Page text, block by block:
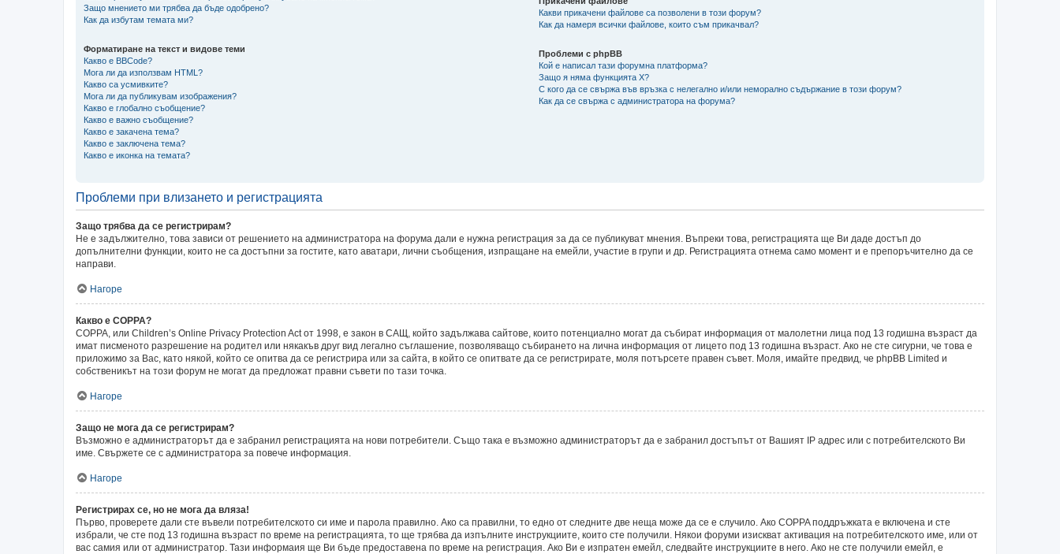
Защо мнението ми трябва да бъде одобрено?
Как да избутам темата ми?
Форматиране на текст и видове теми
Какво е BBCode?
Мога ли да използвам HTML?
Какво са усмивките?
Мога ли да публикувам изображения?
Какво е глобално съобщение?
Какво е важно съобщение?
Какво е закачена тема?
Какво е заключена тема?
Какво е иконка на темата?
Какви прикачени файлове са позволени в този форум?
Как да намеря всички файлове, които съм прикачвал?
Проблеми с phpBB
Кой е написал тази форумна платформа?
Защо я няма функцията X?
С кого да се свържа във връзка с нелегално и/или неморално съдържание в този форум?
Как да се свържа с администратора на форума?
Проблеми при влизането и регистрацията
Защо трябва да се регистрирам?
Не е задължително, това зависи от решението на администратора на форума дали е нужна регистрация за да се публикуват мнения. Въпреки това, регистрацията ще Ви даде достъп до
допълнителни функции, които не са достъпни за гостите, като аватари, лични съобщения, изпращане на емейли, участие в групи и др. Регистрацията отнема само момент и е препоръчително да се
направи.
Нагоре
Какво е COPPA?
COPPA, или Children’s Online Privacy Protection Act от 1998, е закон в САЩ, който задължава сайтове, които потенциално могат да събират информация от малолетни лица под 13 годишна възраст да
имат писменото разрешение на родител или някакъв друг вид легално съглашение, позволяващо събирането на лична информация от лицето под 13 годишна възраст. Ако не сте сигурни, че това е
приложимо за Вас, като някой, който се опитва да се регистрира или за сайта, в който се опитвате да се регистрирате, моля потърсете правен съвет. Моля, имайте предвид, че phpBB Limited и
собственикът на този форум не могат да предложат правни съвети по тази точка.
Нагоре
Защо не мога да се регистрирам?
Възможно е администраторът да е забранил регистрацията на нови потребители. Също така е възможно администраторът да е забранил достъпът от Вашият IP адрес или с потребителското Ви
име. Свържете се с администратора за повече информация.
Нагоре
Регистрирах се, но не мога да вляза!
Първо, проверете дали сте въвели потребителското си име и парола правилно. Ако са правилни, то едно от следните две неща може да се е случило. Ако COPPA поддръжката е включена и сте
избрали, че сте под 13 годишна възраст по време на регистрацията, то ще трябва да изпълните инструкциите, които сте получили. Някои форуми изискват активация на потребителското име, или от
вас самия или от администратор. Тази информаия ще Ви бъде предоставена по време на регистрация. Ако Ви е изпратен емейл, следвайте инструкциите в него. Ако не сте получили емейл, е